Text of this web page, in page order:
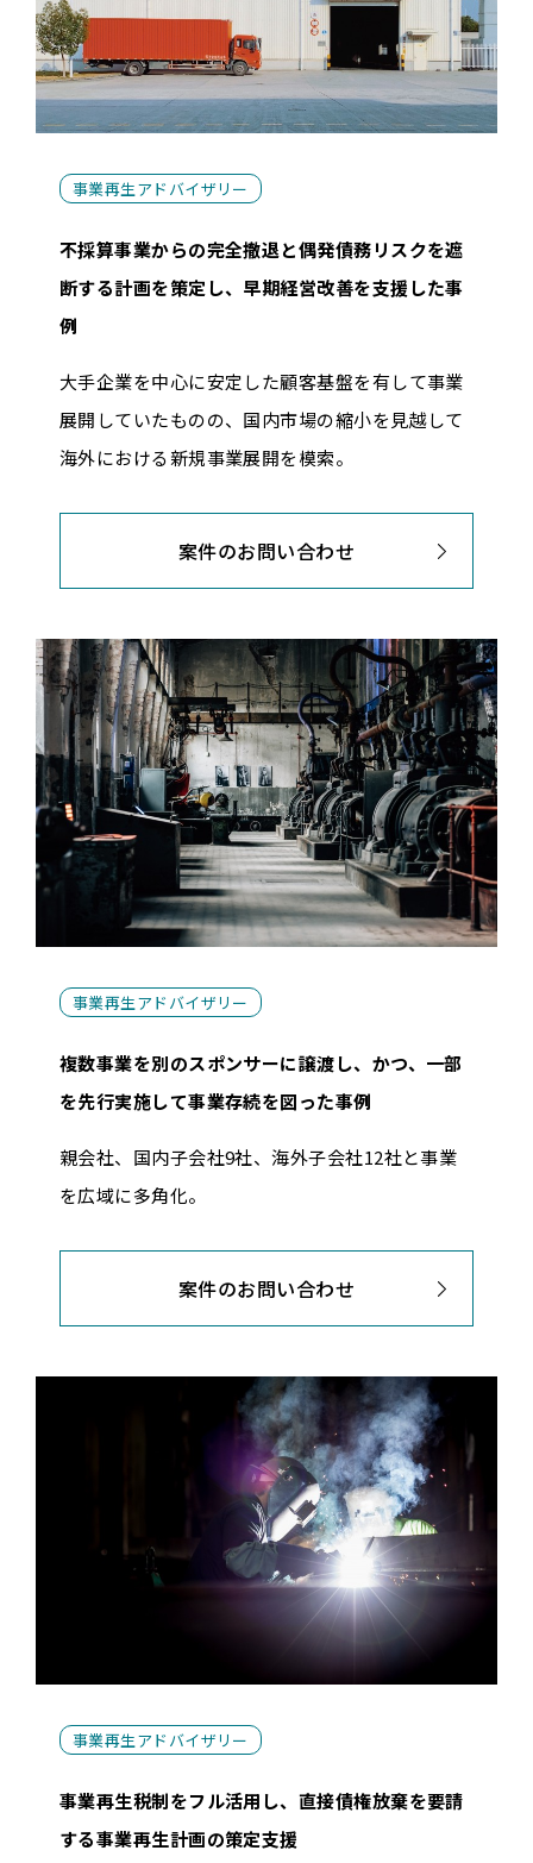
事業再生アドバイザリー
不採算事業からの完全撤退と偶発債務リスクを遮
断する計画を策定し、早期経営改善を支援した事
例
大手企業を中心に安定した顧客基盤を有して事業
展開していたものの、国内市場の縮小を見越して
海外における新規事業展開を模索。
案件のお問い合わせ
事業再生アドバイザリー
複数事業を別のスポンサーに譲渡し、かつ、一部
を先行実施して事業存続を図った事例
親会社、国内子会社9社、海外子会社12社と事業
を広域に多角化。
案件のお問い合わせ
事業再生アドバイザリー
事業再生税制をフル活用し、直接債権放棄を要請
する事業再生計画の策定支援